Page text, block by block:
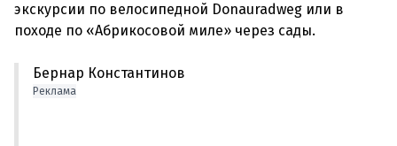
экскурсии по велосипедной Donauradweg или в
Бернар Константинов
Реклама